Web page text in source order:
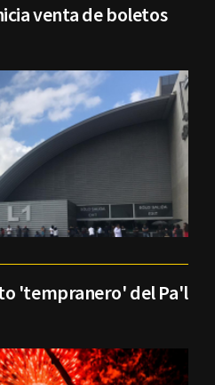
venta de boletos
'tempranero' del Pa'l